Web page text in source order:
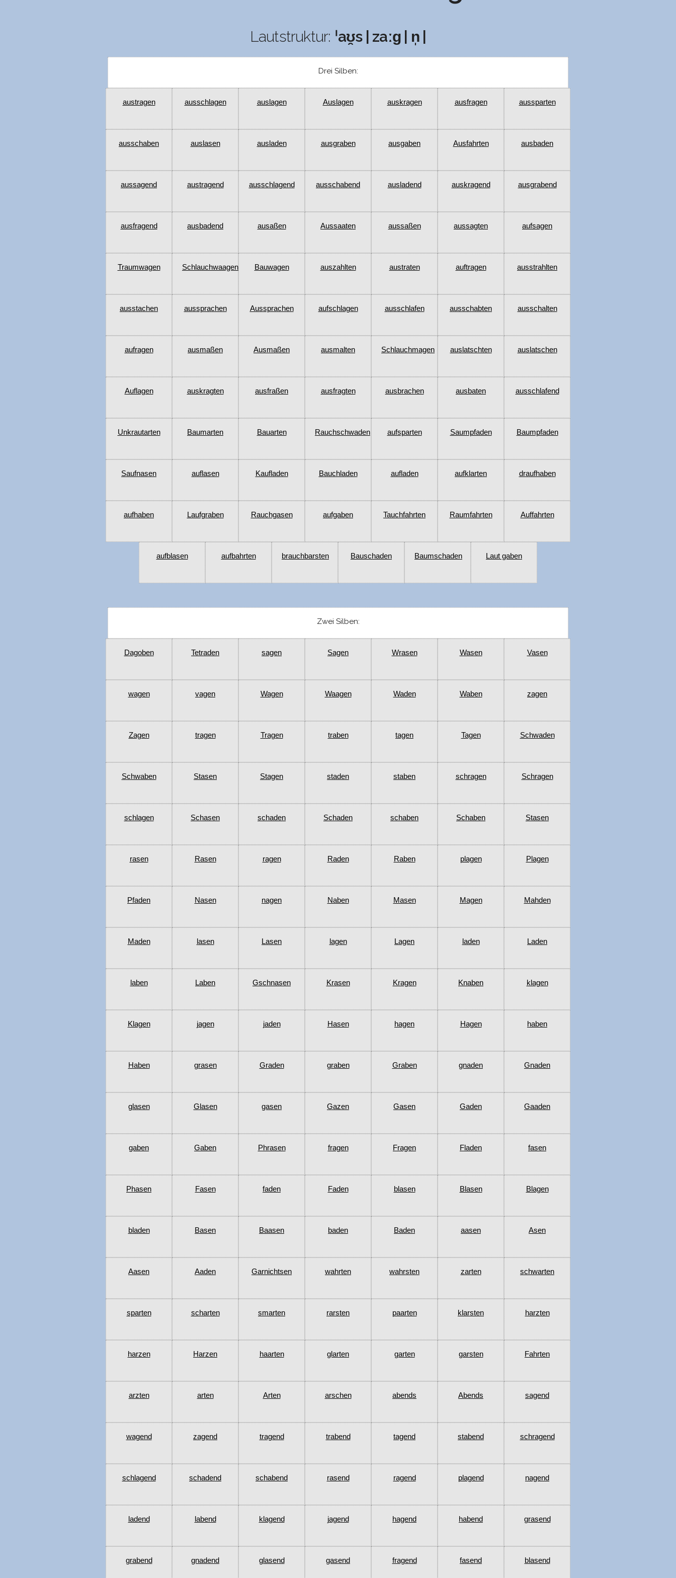
Lautstruktur: ˈaʊ̯s | zaːɡ | n̩ |
Drei Silben:
austragen ausschlagen auslagen Auslagen auskragen ausfragen aussparten
ausschaben auslasen ausladen ausgraben ausgaben Ausfahrten ausbaden
aussagend austragend ausschlagend ausschabend ausladend auskragend ausgrabend
ausfragend ausbadend ausaßen Aussaaten aussaßen aussagten aufsagen
Traumwagen Schlauchwaagen Bauwagen auszahlten austraten auftragen ausstrahlten
ausstachen aussprachen Aussprachen aufschlagen ausschlafen ausschabten ausschalten
aufragen ausmaßen Ausmaßen ausmalten Schlauchmagen auslatschten auslatschen
Auflagen auskragten ausfraßen ausfragten ausbrachen ausbaten ausschlafend
Unkrautarten Baumarten Bauarten Rauchschwaden aufsparten Saumpfaden Baumpfaden
Saufnasen auflasen Kaufladen Bauchladen aufladen aufklarten draufhaben
aufhaben Laufgraben Rauchgasen aufgaben Tauchfahrten Raumfahrten Auffahrten
aufblasen aufbahrten brauchbarsten Bauschaden Baumschaden Laut gaben
Zwei Silben:
Dagoben Tetraden sagen Sagen Wrasen Wasen Vasen
wagen vagen Wagen Waagen Waden Waben zagen
Zagen tragen Tragen traben tagen Tagen Schwaden
Schwaben Stasen Stagen staden staben schragen Schragen
schlagen Schasen schaden Schaden schaben Schaben Stasen
rasen Rasen ragen Raden Raben plagen Plagen
Pfaden Nasen nagen Naben Masen Magen Mahden
Maden lasen Lasen lagen Lagen laden Laden
laben Laben Gschnasen Krasen Kragen Knaben klagen
Klagen jagen jaden Hasen hagen Hagen haben
Haben grasen Graden graben Graben gnaden Gnaden
glasen Glasen gasen Gazen Gasen Gaden Gaaden
gaben Gaben Phrasen fragen Fragen Fladen fasen
Phasen Fasen faden Faden blasen Blasen Blagen
bladen Basen Baasen baden Baden aasen Asen
Aasen Aaden Garnichtsen wahrten wahrsten zarten schwarten
sparten scharten smarten rarsten paarten klarsten harzten
harzen Harzen haarten glarten garten garsten Fahrten
arzten arten Arten arschen abends Abends sagend
wagend zagend tragend trabend tagend stabend schragend
schlagend schadend schabend rasend ragend plagend nagend
ladend labend klagend jagend hagend habend grasend
grabend gnadend glasend gasend fragend fasend blasend